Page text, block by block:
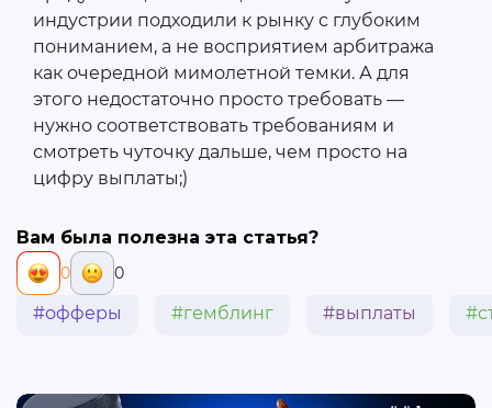
индустрии подходили к рынку с глубоким
пониманием, а не восприятием арбитража
как очередной мимолетной темки. А для
этого недостаточно просто требовать —
нужно соответствовать требованиям и
смотреть чуточку дальше, чем просто на
цифру выплаты;)
Вам была полезна эта статья?
0 0
#офферы #гемблинг #выплаты